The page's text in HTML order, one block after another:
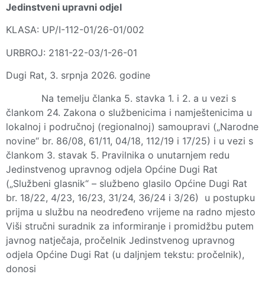
Jedinstveni upravni odjel
KLASA: UP/I-112-01/26-01/002
URBROJ: 2181-22-03/1-26-01
Dugi Rat, 3. srpnja 2026. godine
Na temelju članka 5. stavka 1. i 2. a u vezi s
člankom 24. Zakona o službenicima i namještenicima u
lokalnoj i područnoj (regionalnoj) samoupravi („Narodne
novine“ br. 86/08, 61/11, 04/18, 112/19 i 17/25) i u vezi s
člankom 3. stavak 5. Pravilnika o unutarnjem redu
Jedinstvenog upravnog odjela Općine Dugi Rat
(„Službeni glasnik“ – službeno glasilo Općine Dugi Rat
br. 18/22, 4/23, 16/23, 31/24, 36/24 i 3/26) u postupku
prijma u službu na neodređeno vrijeme na radno mjesto
Viši stručni suradnik za informiranje i promidžbu putem
javnog natječaja, pročelnik Jedinstvenog upravnog
odjela Općine Dugi Rat (u daljnjem tekstu: pročelnik),
donosi